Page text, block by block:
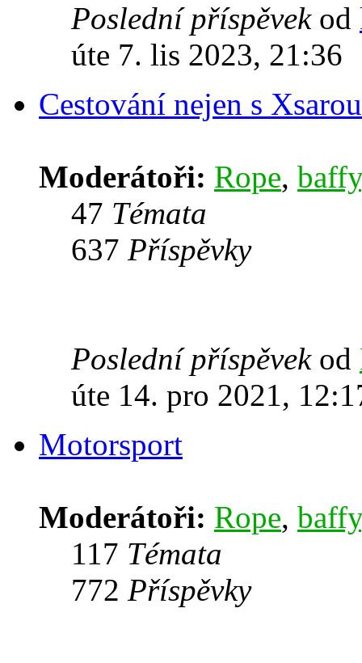
Poslední příspěvekod
úte 7. lis 2023, 21:36
Cestování nejen s Xsarou
Moderátoři: Rope, baffy
47 Témata
637 Příspěvky
Poslední příspěvekod
úte 14. pro 2021,
Motorsport
Moderátoři: Rope, baffy
117 Témata
772 Příspěvky